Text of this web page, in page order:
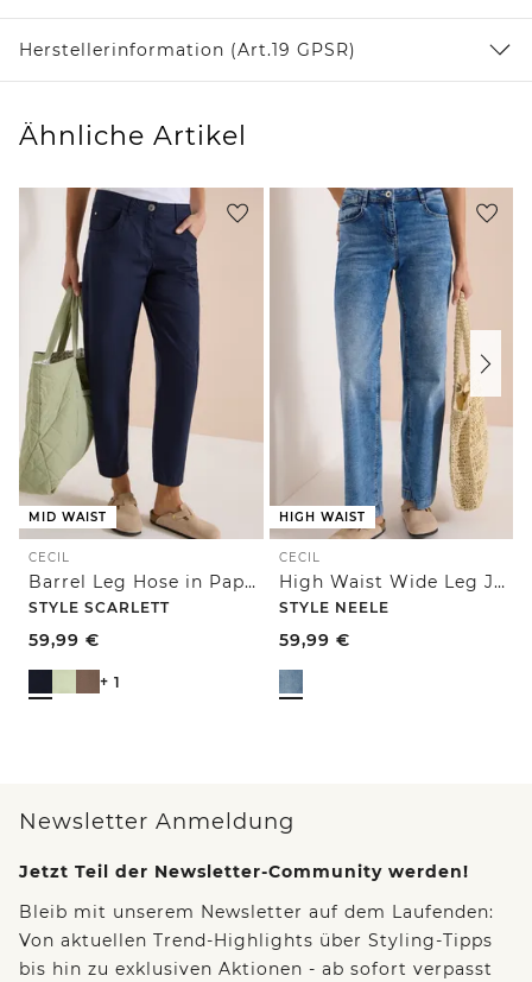
Herstellerinformation (Art.19 GPSR)
Ähnliche Artikel
MID WAIST
CECIL
Barrel Leg Hose in Papertouch Qualität
STYLE SCARLETT
59,99 €
+ 1
HIGH WAIST
CECIL
High Waist Wide Leg Jeans im Loose Fit
STYLE NEELE
59,99 €
Newsletter Anmeldung
Jetzt Teil der Newsletter-Community werden!
Bleib mit unserem Newsletter auf dem Laufenden:
Von aktuellen Trend-Highlights über Styling-Tipps
bis hin zu exklusiven Aktionen - ab sofort verpasst